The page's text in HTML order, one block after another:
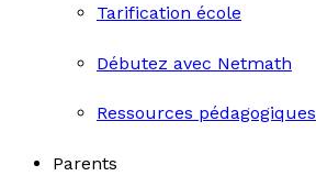
Tarification école
Débutez avec Netmath
Ressources pédagogiques
Parents